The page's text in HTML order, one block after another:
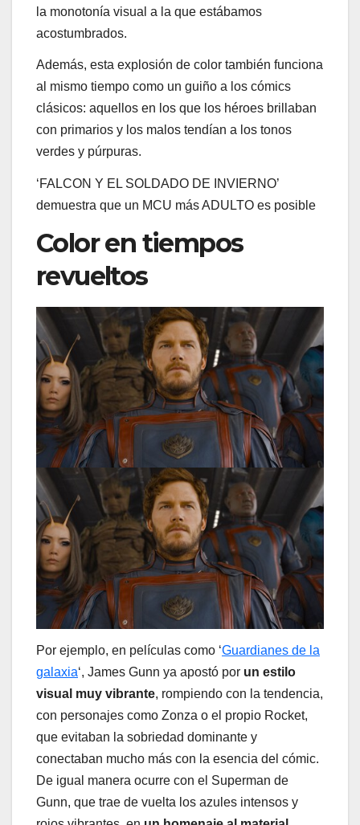
la monotonía visual a la que estábamos
acostumbrados.
Además, esta explosión de color también funciona
al mismo tiempo como un guiño a los cómics
clásicos: aquellos en los que los héroes brillaban
con primarios y los malos tendían a los tonos
verdes y púrpuras.
‘FALCON Y EL SOLDADO DE INVIERNO’
demuestra que un MCU más ADULTO es posible
Color en tiempos
revueltos
Por ejemplo, en películas como ‘Guardianes de la
galaxia‘, James Gunn ya apostó por un estilo
visual muy vibrante, rompiendo con la tendencia,
con personajes como Zonza o el propio Rocket,
que evitaban la sobriedad dominante y
conectaban mucho más con la esencia del cómic.
De igual manera ocurre con el Superman de
Gunn, que trae de vuelta los azules intensos y